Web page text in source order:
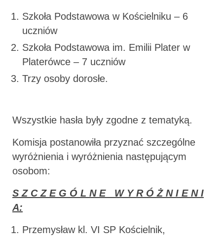
Szkoła Podstawowa w Kościelniku – 6
uczniów
Szkoła Podstawowa im. Emilii Plater w
Platerówce – 7 uczniów
Trzy osoby dorosłe.
Wszystkie hasła były zgodne z tematyką.
Komisja postanowiła przyznać szczególne
wyróżnienia i wyróżnienia następującym
osobom:
S Z C Z E G Ó L N E W Y R Ó Ż N I E N I
A:
Przemysław kl. VI SP Kościelnik,